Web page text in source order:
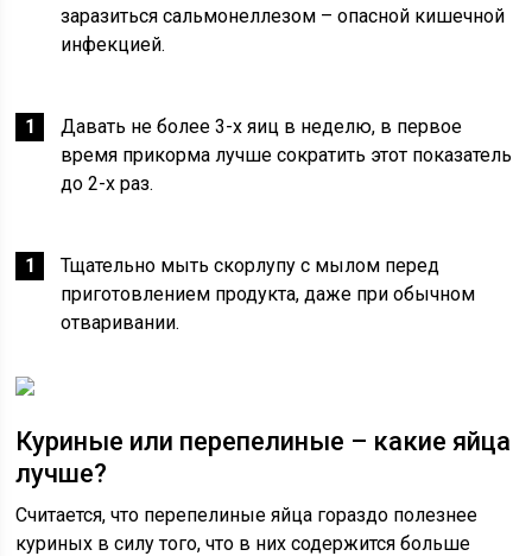
заразиться сальмонеллезом – опасной кишечной
инфекцией.
Давать не более 3-х яиц в неделю, в первое
время прикорма лучше сократить этот показатель
до 2-х раз.
Тщательно мыть скорлупу с мылом перед
приготовлением продукта, даже при обычном
отваривании.
Куриные или перепелиные – какие яйца
лучше?
Считается, что перепелиные яйца гораздо полезнее
куриных в силу того, что в них содержится больше